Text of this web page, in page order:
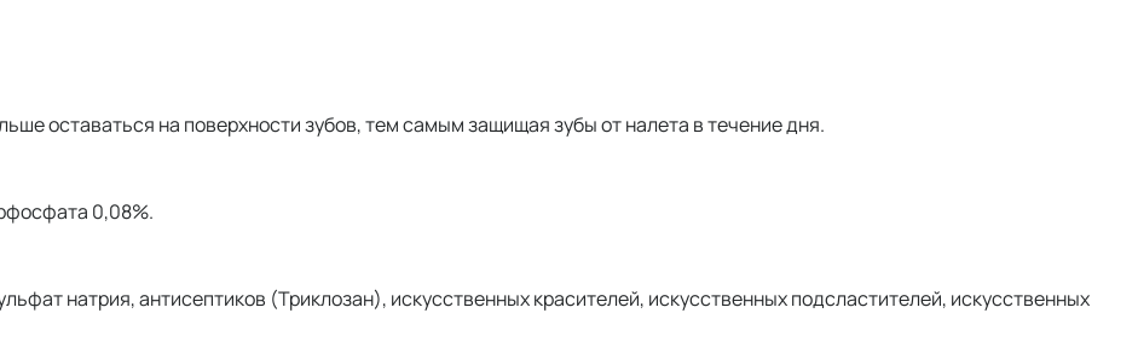
оставаться на поверхности зубов, тем самым защищая зубы от налета в течение дня.
0,08%.
натрия, антисептиков (Триклозан), искусственных красителей, искусственных подсластителей, искусственных